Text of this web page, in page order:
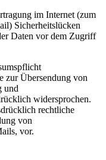
im Internet (zum
Sicherheitslücken
Daten vor dem Zugriff
zur Übersendung von
und
widersprochen.
rechtliche
von
vor.